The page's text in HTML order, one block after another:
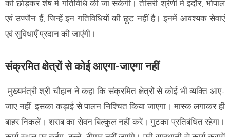
को छोड़कर शेष में गतिविधि की जा सकेगी। तीसरी श्रेणी में इंदौर, भोपाल
एवं उज्जैन हैं, जिन्हें इन गतिविधियों की छूट नहीं है। इनमें आवश्यक सेवाएं
एवं सुविधाएँ प्रदान की जाएंगी।
संक्रमित क्षेत्रों से कोई आएगा-जाएगा नहीं
मुख्यमंत्री श्री चौहान ने कहा कि संक्रमित क्षेत्रों से कोई भी व्यक्ति आए-
जाए नहीं, इसका कड़ाई से पालन निश्चित किया जाएगा। मास्क लगाकर ही
बाहर निकलें। शराब का सेवन बिल्कुल नहीं करें। गुटका प्रतिबंधित रहेगा।